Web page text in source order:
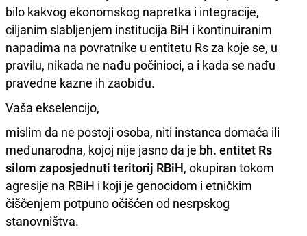
bilo kakvog ekonomskog napretka i integracije,
ciljanim slabljenjem institucija BiH i kontinuiranim
napadima na povratnike u entitetu Rs za koje se, u
pravilu, nikada ne nađu počinioci, a i kada se nađu
pravedne kazne ih zaobiđu.
Vaša ekselencijo,
mislim da ne postoji osoba, niti instanca domaća ili
međunarodna, kojoj nije jasno da je bh. entitet Rs
silom zaposjednuti teritorij RBiH, okupiran tokom
agresije na RBiH i koji je genocidom i etničkim
čiščenjem potpuno očišćen od nesrpskog
stanovništva.